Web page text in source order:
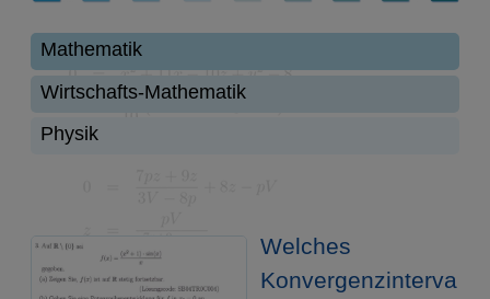
Mathematik
Wirtschafts-Mathematik
Physik
Welches
Konvergenzinterva